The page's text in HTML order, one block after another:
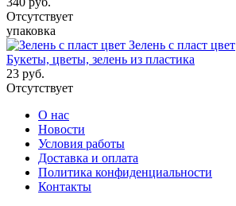
Отсутствует
упаковка
Зелень с пласт цвет
Букеты, цветы, зелень из пластика
23 руб.
Отсутствует
О нас
Новости
Условия работы
Доставка и оплата
Политика конфиденциальности
Контакты